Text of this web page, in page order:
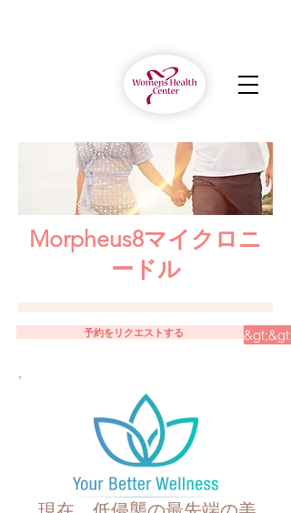
Morpheus8マイクロニ
ードル
予約をリクエストする &gt;&gt;